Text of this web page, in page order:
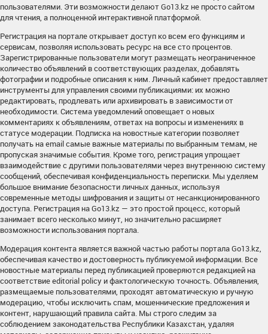
пользователями. Эти возможности делают Go13.kz не просто сайтом
для чтения, а полноценной интерактивной платформой.
Регистрация на портале открывает доступ ко всем его функциям и
сервисам, позволяя использовать ресурс на все сто процентов.
Зарегистрированные пользователи могут размещать неограниченное
количество объявлений в соответствующих разделах, добавлять
фотографии и подробные описания к ним. Личный кабинет предоставляет
инструменты для управления своими публикациями: их можно
редактировать, продлевать или архивировать в зависимости от
необходимости. Система уведомлений оповещает о новых
комментариях к объявлениям, ответах на вопросы и изменениях в
статусе модерации. Подписка на новостные категории позволяет
получать на email самые важные материалы по выбранным темам, не
пропуская значимые события. Кроме того, регистрация упрощает
взаимодействие с другими пользователями через внутреннюю систему
сообщений, обеспечивая конфиденциальность переписки. Мы уделяем
большое внимание безопасности личных данных, используя
современные методы шифрования и защиты от несанкционированного
доступа. Регистрация на Go13.kz — это простой процесс, который
занимает всего несколько минут, но значительно расширяет
возможности использования портала.
Модерация контента является важной частью работы портала Go13.kz,
обеспечивая качество и достоверность публикуемой информации. Все
новостные материалы перед публикацией проверяются редакцией на
соответствие editorial policy и фактологическую точность. Объявления,
размещаемые пользователями, проходят автоматическую и ручную
модерацию, чтобы исключить спам, мошеннические предложения и
контент, нарушающий правила сайта. Мы строго следим за
соблюдением законодательства Республики Казахстан, удаляя